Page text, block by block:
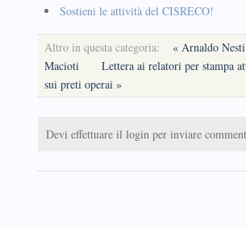
Sostieni le attività del CISRECO!
Altro in questa categoria:
« Arnaldo
Macioti
Lettera ai relatori per stampa
sui preti operai »
Devi effettuare il login per inviare